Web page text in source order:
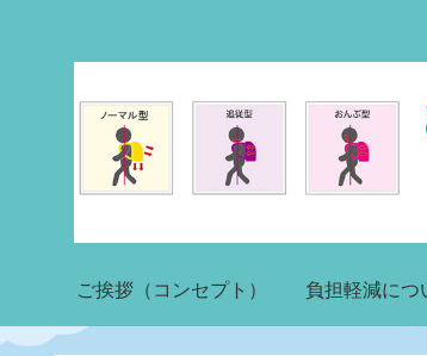
ご挨拶（コンセプト） 負担軽減につ